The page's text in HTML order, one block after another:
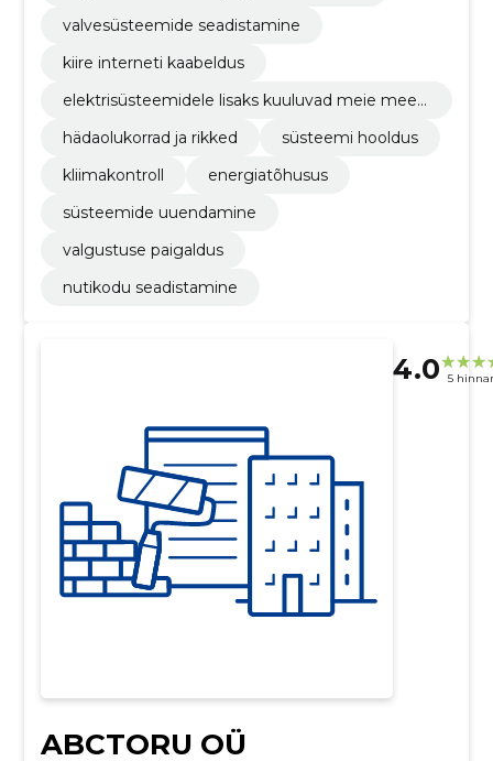
valvesüsteemide seadistamine
kiire interneti kaabeldus
elektrisüsteemidele lisaks kuuluvad meie mees
hädaolukorrad ja rikked
süsteemi hooldus
kliimakontroll
energiatõhusus
süsteemide uuendamine
valgustuse paigaldus
nutikodu seadistamine
4.0 5
ABCTORU OÜ